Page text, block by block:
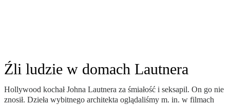
Źli ludzie w domach Lautnera
Hollywood kochał Johna Lautnera za śmiałość i seksapil. On go nie
znosił. Dzieła wybitnego architekta oglądaliśmy m. in. w filmach